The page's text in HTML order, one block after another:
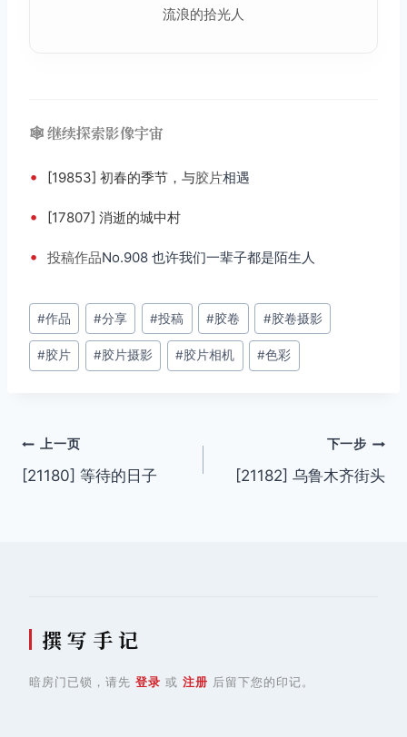
流浪的拾光人
🕸️ 继续探索影像宇宙
• [19853] 初春的季节，与胶片相遇
• [17807] 消逝的城中村
• 投稿作品No.908 也许我们一辈子都是陌生人
文
章
标
#作品 #分享 #投稿 #胶卷 #胶卷摄影
#胶片 #胶片摄影 #胶片相机 #色彩
文
章
上一页
[21180] 等待的日子
下一步
[21182] 乌鲁木齐街头
撰 写 手 记
暗房门已锁，请先 登录 或 注册 后留下您的印记。